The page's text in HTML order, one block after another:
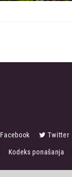
Facebook Twitter
Kodeks ponašanja